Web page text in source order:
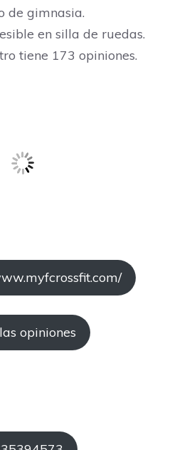
de gimnasia.
en silla de ruedas.
tiene 173 opiniones.
opiniones